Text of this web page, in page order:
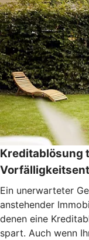
Kreditablösung
Ein unerwarteter
anstehender
denen eine
spart. Auch wenn